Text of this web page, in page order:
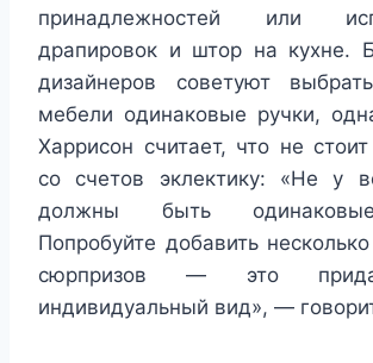
принадлежностей или
драпировок и штор на кухне.
дизайнеров советуют
мебели одинаковые ручки,
Харрисон считает, что не
со счетов эклектику: «Не у
должны быть
Попробуйте добавить
сюрпризов — это
индивидуальный вид», —